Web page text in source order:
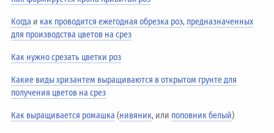
Когда и как проводится ежегодная обрезка роз, предназначенных
для производства цветов на срез
Как нужно срезать цветки роз
Какие виды хризантем выращиваются в открытом грунте для
получения цветов на срез
Как выращивается ромашка(нивяник, или поповник белый)